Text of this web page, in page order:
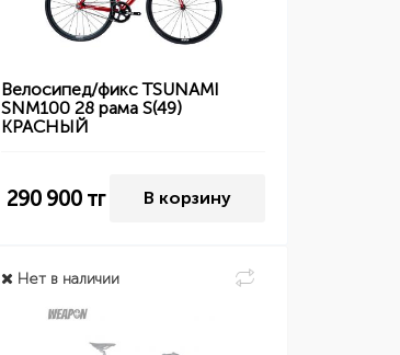
Велосипед/фикс TSUNAMI
SNM100 28 рама S(49)
КРАСНЫЙ
290 900тг В корзину
Нет в наличии